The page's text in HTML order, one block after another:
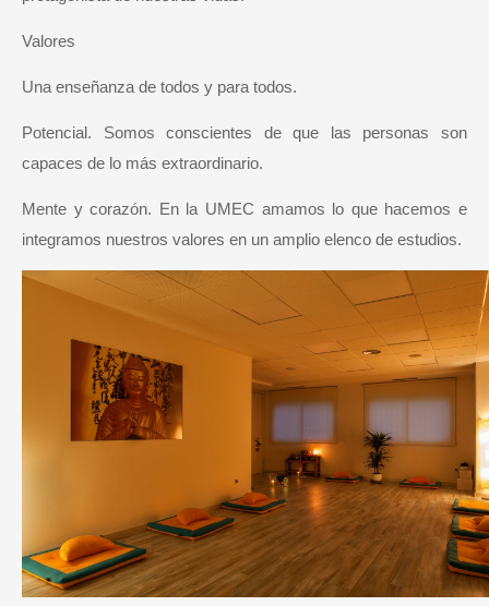
Valores
Una enseñanza de todos y para todos.
Potencial. Somos conscientes de que las personas son
capaces de lo más extraordinario.
Mente y corazón. En la UMEC amamos lo que hacemos e
integramos nuestros valores en un amplio elenco de estudios.